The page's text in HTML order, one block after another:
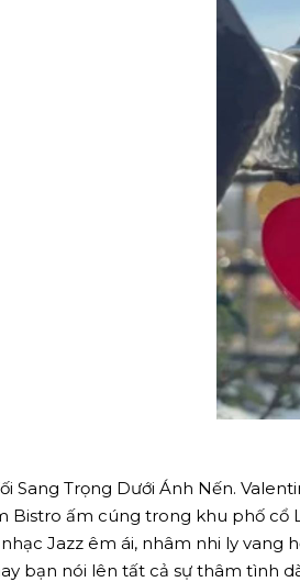
Sang Trọng Dưới Ánh Nến.
Bistro ấm cúng trong khu phố cổ
Jazz êm ái, nhâm nhi ly
bạn nói lên tất cả sự thâm tình